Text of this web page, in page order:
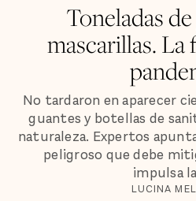
Toneladas
mascarillas. La
No tardaron en aparecer
guantes y botellas de
naturaleza. Expertos
peligroso que debe
impulsa
LUCINA